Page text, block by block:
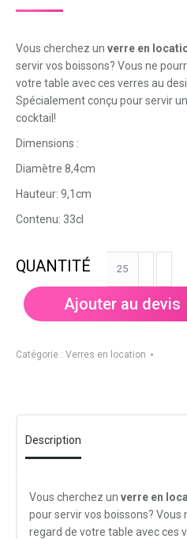
Vous cherchez un verre en
servir vos boissons? Vous ne
votre table avec ces verres au
Spécialement conçu pour servir
cocktail!
Dimensions :
Diamètre 8,4cm
Hauteur: 9,1cm
Contenu: 33cl
"Spirit"
Ajouter au devis
Catégorie : Verres en location
Description
Vous cherchez un verre en
pour servir vos boissons?
regard de votre table avec ces